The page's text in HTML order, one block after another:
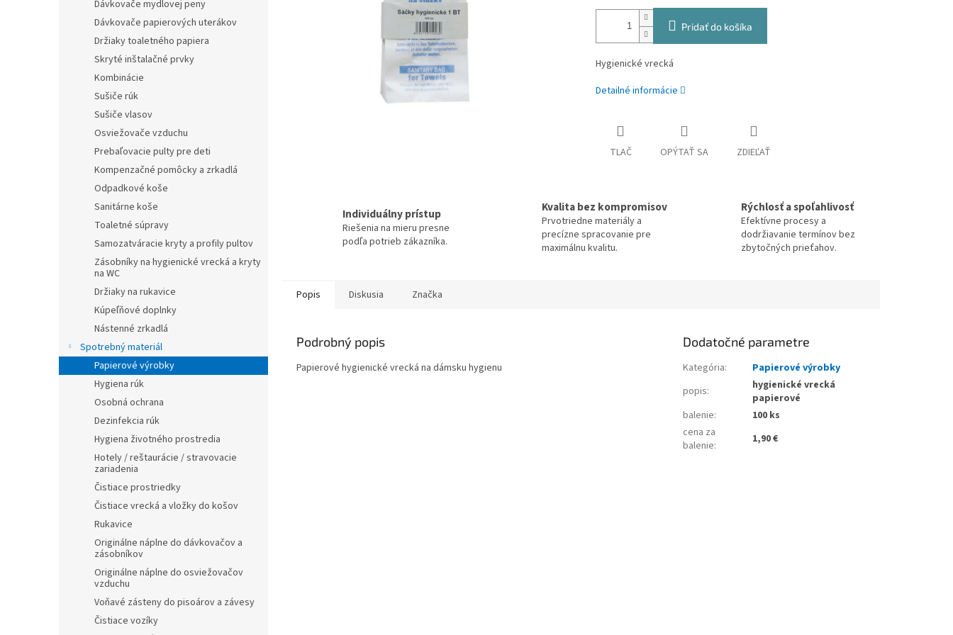
Dávkovače mydlovej peny
Dávkovače papierových uterákov
Držiaky toaletného papiera
Skryté inštalačné prvky
Kombinácie
Sušiče rúk
Sušiče vlasov
Osviežovače vzduchu
Prebaľovacie pulty pre deti
Kompenzačné pomôcky a zrkadlá
Odpadkové koše
Sanitárne koše
Toaletné súpravy
Samozatváracie kryty a profily pultov
Zásobníky na hygienické vrecká a kryty
na WC
Držiaky na rukavice
Kúpeľňové doplnky
Nástenné zrkadlá
Spotrebný materiál
Papierové výrobky
Hygiena rúk
Osobná ochrana
Dezinfekcia rúk
Hygiena životného prostredia
Hotely / reštaurácie / stravovacie
zariadenia
Čistiace prostriedky
Čistiace vrecká a vložky do košov
Rukavice
Originálne náplne do dávkovačov a
zásobníkov
Originálne náplne do osviežovačov
vzduchu
Voňavé zásteny do pisoárov a závesy
Čistiace vozíky
Pridať do košíka
Hygienické vrecká
Detailné informácie
TLAČ OPÝTAŤ SA ZDIEĽAŤ
Individuálny prístup
Riešenia na mieru presne
podľa potrieb zákazníka.
Kvalita bez kompromisov
Prvotriedne materiály a
precízne spracovanie pre
maximálnu kvalitu.
Rýchlosť a spoľahlivosť
Efektívne procesy a
dodržiavanie termínov bez
zbytočných prieťahov.
Popis Diskusia Značka
Podrobný popis
Papierové hygienické vrecká na dámsku hygienu
Dodatočné parametre
Kategória:
Papierové výrobky
popis:
hygienické vrecká
papierové
balenie:
100 ks
cena za
balenie: 1,90 €